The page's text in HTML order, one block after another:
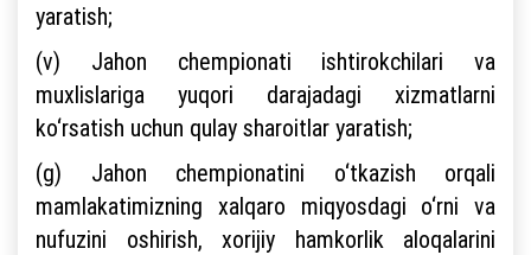
yaratish;
(v) Jahon chempionati ishtirokchilari va
muxlislariga yuqori darajadagi xizmatlarni
ko‘rsatish uchun qulay sharoitlar yaratish;
(g) Jahon chempionatini o‘tkazish orqali
mamlakatimizning xalqaro miqyosdagi o‘rni va
nufuzini oshirish, xorijiy hamkorlik aloqalarini